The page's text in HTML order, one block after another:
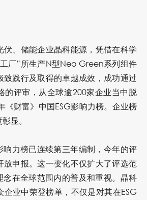
伏、储能企业晶科能源，凭借在科学
厂”所生产N型Neo Green系列组件
致践行及取得的卓越成效，成功通过
的评审，从全球逾200家企业当中脱
《财富》中国ESG影响力榜。企业榜
显。
响力榜已连续第三年编制，今年的评
放申报。这一变化不仅扩大了评选范
念在全球范围内的普及和重视。晶科
企业中荣登榜单，不仅是对其在ESG